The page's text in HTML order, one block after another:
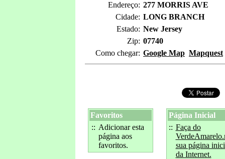
Endereço: 277 MORRIS AVE
Cidade: LONG BRANCH
Estado: New Jersey
Zip: 07740
Como chegar: Google Map Mapquest
Favoritos
:: Adicionar esta
página aos
favoritos.
Página Inicial
:: Faça do
sua página
da Internet.